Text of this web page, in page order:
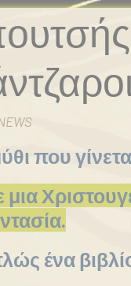
που
ένα